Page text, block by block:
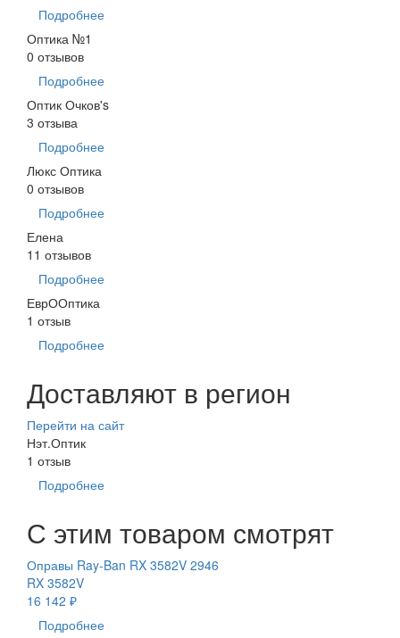
Подробнее
Оптика №1
0 отзывов
Подробнее
Оптик Очков's
3 отзыва
Подробнее
Люкс Оптика
0 отзывов
Подробнее
Елена
11 отзывов
Подробнее
ЕврООптика
1 отзыв
Подробнее
Доставляют в регион
Перейти на сайт
Нэт.Оптик
1 отзыв
Подробнее
С этим товаром смотрят
Оправы Ray-Ban RX 3582V 2946
RX 3582V
16 142 ₽
Подробнее